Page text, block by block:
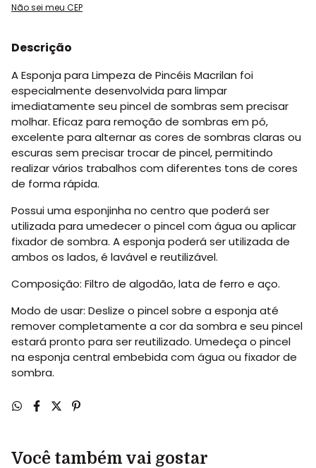
Não sei meu CEP
Descrição
A Esponja para Limpeza de Pincéis Macrilan foi
especialmente desenvolvida para limpar
imediatamente seu pincel de sombras sem precisar
molhar. Eficaz para remoção de sombras em pó,
excelente para alternar as cores de sombras claras ou
escuras sem precisar trocar de pincel, permitindo
realizar vários trabalhos com diferentes tons de cores
de forma rápida.
Possui uma esponjinha no centro que poderá ser
utilizada para umedecer o pincel com água ou aplicar
fixador de sombra. A esponja poderá ser utilizada de
ambos os lados, é lavável e reutilizável.
Composição: Filtro de algodão, lata de ferro e aço.
Modo de usar: Deslize o pincel sobre a esponja até
remover completamente a cor da sombra e seu pincel
estará pronto para ser reutilizado. Umedeça o pincel
na esponja central embebida com água ou fixador de
sombra.
Você também vai gostar